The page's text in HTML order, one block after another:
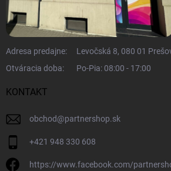
Adresa predajne:
Levočská 8, 080 01
Otváracia doba:
Po-Pia: 08:00 - 17:00
KONTAKT
obchod@partnershop.sk
+421 948 330 608
https://www.facebook.com/